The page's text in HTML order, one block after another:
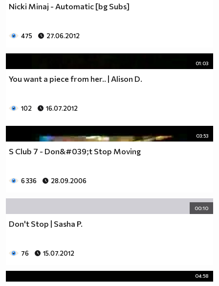
Nicki Minaj - Automatic [bg Subs]
475 27.06.2012
01:03
You want a piece from her.. | Alison D.
102 16.07.2012
03:53
S Club 7 - Don&#039;t Stop Moving
6 336 28.09.2006
00:10
Don't Stop | Sasha P.
76 15.07.2012
04:58